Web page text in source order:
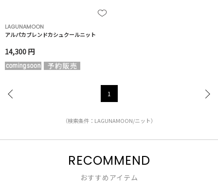
LAGUNAMOON
アルパカブレンドカシュクールニット
14,300 円
1
（検索条件：LAGUNAMOON/ニット）
RECOMMEND
おすすめアイテム